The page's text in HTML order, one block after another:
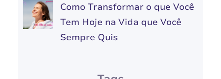
Como Transformar o que Você
Tem Hoje na Vida que Você
Sempre Quis